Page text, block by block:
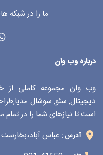
درباره وب وان
وب وان مجموعه کاملی از
دیجیتال, سئو, سوشال
است تا نیازهای شما را در تمام
آدرس : عباس آباد،بخارست
ما را در شبکه